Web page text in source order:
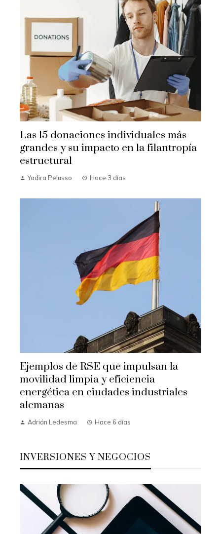
Las 15 donaciones individuales más
grandes y su impacto en la filantropía
estructural
Yadira Pelusso Hace 3 días
Ejemplos de RSE que impulsan la
movilidad limpia y eficiencia
energética en ciudades industriales
alemanas
Adrián Ledesma Hace 6 días
INVERSIONES Y NEGOCIOS